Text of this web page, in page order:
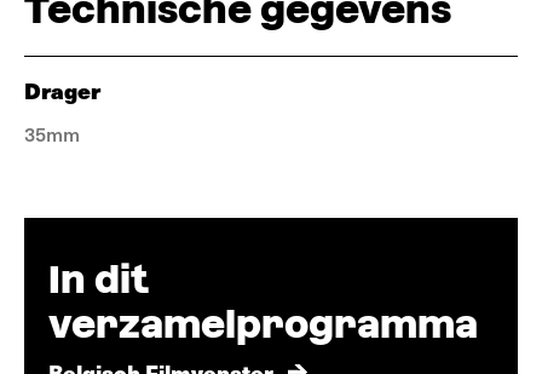
Technische gegevens
Drager
35mm
In dit
verzamelprogramma